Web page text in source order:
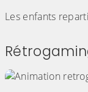
Les enfants